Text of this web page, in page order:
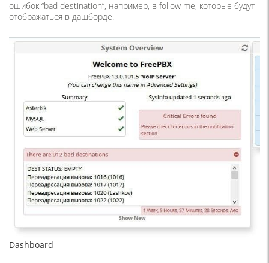
ошибок “bad destination”, например, в follow me, которые будут
отображаться в дашборде.
Dashboard